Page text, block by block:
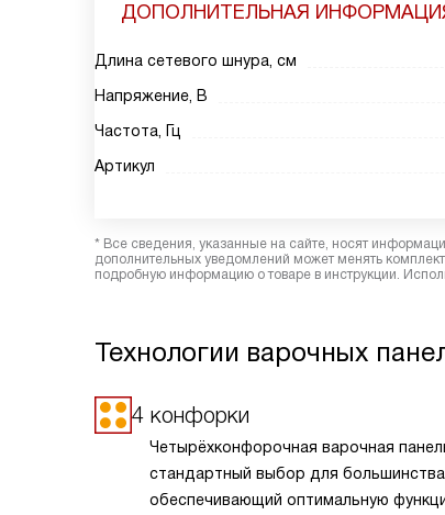
ДОПОЛНИТЕЛЬНАЯ
Длина сетевого шнура, см
Напряжение, В
Частота, Гц
Артикул
* Все сведения, указанные на сайте, носят
дополнительных уведомлений может менять
подробную информацию о товаре в инструкции.
Технологии варочных
4 конфорки
Четырёхконфорочная варочная
стандартный выбор для большинства
обеспечивающий оптимальную